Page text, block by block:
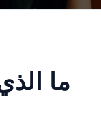
ما